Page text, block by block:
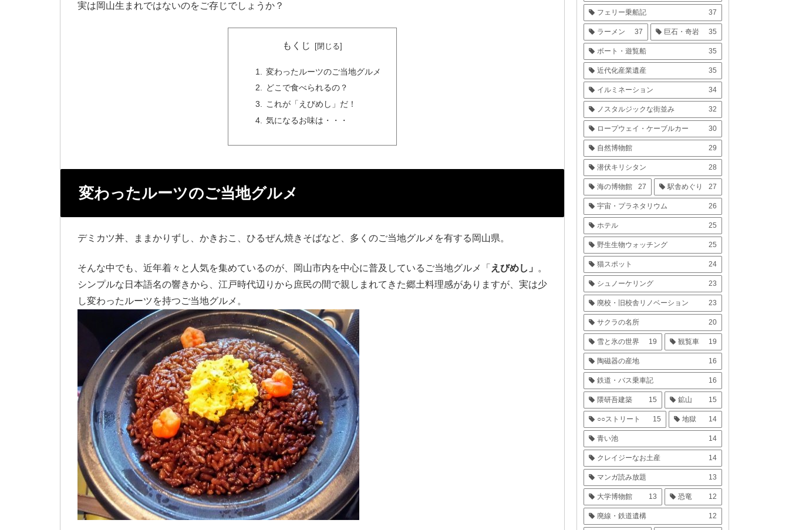
実は岡山生まれではないのをご存じでしょうか？
もくじ
変わったルーツのご当地グルメ
どこで食べられるの？
これが「えびめし」だ！
気になるお味は・・・
変わったルーツのご当地グルメ
デミカツ丼、ままかりずし、かきおこ、ひるぜん焼きそばなど、多くのご当地グルメを有する岡山県。
そんな中でも、近年着々と人気を集めているのが、岡山市内を中心に普及しているご当地グルメ「 えびめし」
。
シンプルな日本語名の響きから、江戸時代辺りから庶民の間で親しまれてきた郷土料理感がありますが、実は少
し変わったルーツを持つご当地グルメ。
フェリー乗船記 37
ラーメン 37 巨石・奇岩 35
ボート・遊覧船 35
近代化産業遺産 35
イルミネーション 34
ノスタルジックな街並み 32
ロープウェイ・ケーブルカー 30
自然博物館 29
潜伏キリシタン 28
海の博物館 27 駅舎めぐり 27
宇宙・プラネタリウム 26
ホテル 25
野生生物ウォッチング 25
猫スポット 24
シュノーケリング 23
廃校・旧校舎リノベーション 23
サクラの名所 20
雪と氷の世界 19 観覧車 19
陶磁器の産地 16
鉄道・バス乗車記 16
隈研吾建築 15 鉱山 15
○○ストリート 15 地獄 14
青い池 14
クレイジーなお土産 14
マンガ読み放題 13
大学博物館 13 恐竜 12
廃線・鉄道遺構 12